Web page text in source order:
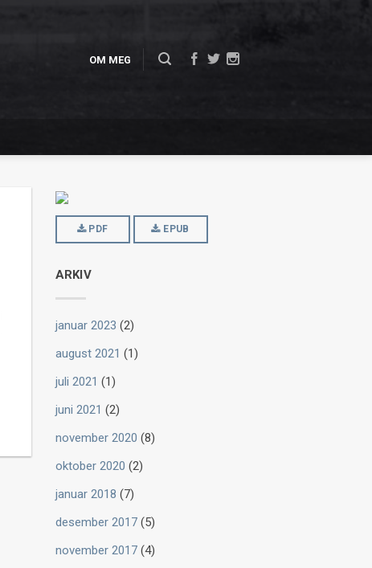
OM MEG
PDF EPUB
ARKIV
januar 2023 (2)
august 2021 (1)
juli 2021 (1)
juni 2021 (2)
november 2020 (8)
oktober 2020 (2)
januar 2018 (7)
desember 2017(5)
november 2017(4)